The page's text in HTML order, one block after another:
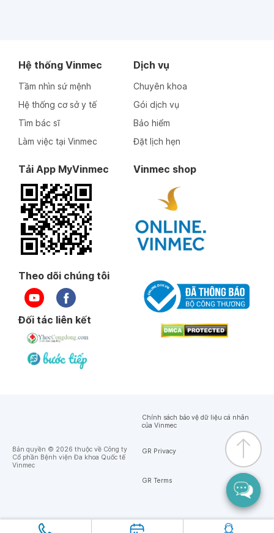
Hệ thống Vinmec
Tầm nhìn sứ mệnh
Hệ thống cơ sở y tế
Tìm bác sĩ
Làm việc tại Vinmec
Dịch vụ
Chuyên khoa
Gói dịch vụ
Bảo hiểm
Đặt lịch hẹn
Tải App MyVinmec Vinmec shop
Theo dõi chúng tôi
Đối tác liên kết
Bản quyền © 2026 thuộc về Công ty
Cổ phần Bệnh viện Đa khoa Quốc tế
Vinmec
Chính sách bảo vệ dữ liệu cá nhân
của Vinmec
GR Privacy
GR Terms